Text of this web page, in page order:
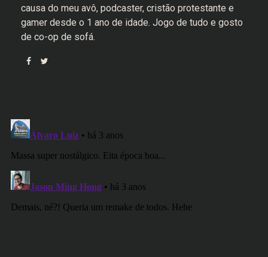
causa do meu avô, podcaster, cristão protestante e
gamer desde o 1 ano de idade. Jogo de tudo e gosto
de co-op de sofá.